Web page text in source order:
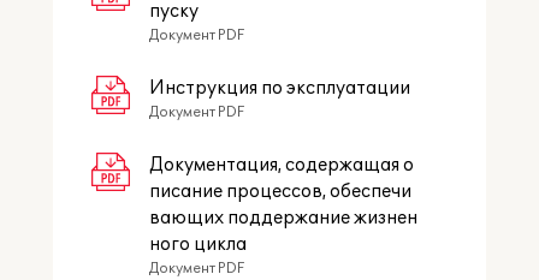
пуску
Документ PDF
Инструкция по эксплуатации
Документ PDF
Документация, содержащая о
писание процессов, обеспечи
вающих поддержание жизнен
ного цикла
Документ PDF